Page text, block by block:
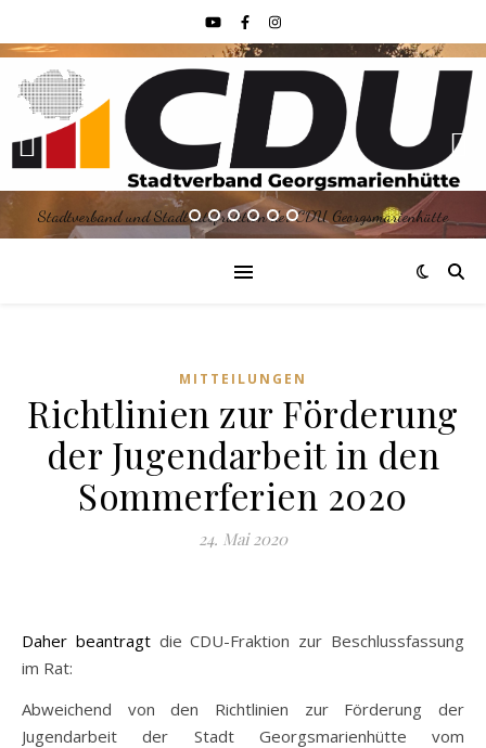
Stadtverband und Stadtratsfraktion der CDU Georgsmarienhütte
MITTEILUNGEN
Richtlinien zur Förderung
der Jugendarbeit in den
Sommerferien 2020
24. Mai 2020
Daher beantragt die CDU-Fraktion zur Beschlussfassung
im Rat:
Abweichend von den Richtlinien zur Förderung der
Jugendarbeit der Stadt Georgsmarienhütte vom